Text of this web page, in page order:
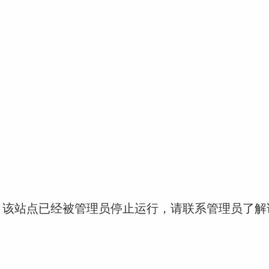
站点已经被管理员停止运行，请联系管理员了